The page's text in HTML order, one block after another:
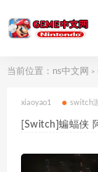
当前位置： ns中文网 >
xiaoyao1 switch
[Switch]蝙蝠侠